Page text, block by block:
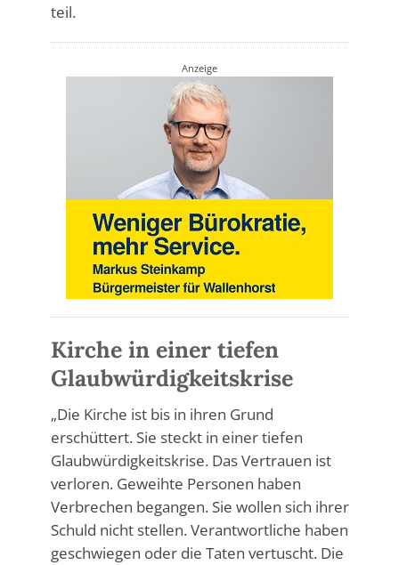
teil.
Anzeige
Kirche in einer tiefen
Glaubwürdigkeitskrise
„Die Kirche ist bis in ihren Grund
erschüttert. Sie steckt in einer tiefen
Glaubwürdigkeitskrise. Das Vertrauen ist
verloren. Geweihte Personen haben
Verbrechen begangen. Sie wollen sich ihrer
Schuld nicht stellen. Verantwortliche haben
geschwiegen oder die Taten vertuscht. Die